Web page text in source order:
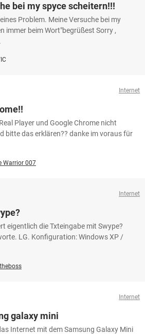
bei my spyce scheitern!!!
Problem. Meine Versuche bei my
immer beim Wort"begrüßest Sorry ,
Internet
Player und Google Chrome nicht
bitte das erklären?? danke im voraus für
Warrior 007
Internet
eigentlich die Txteingabe mit Swype?
LG. Konfiguration: Windows XP /
Internet
galaxy mini
Internet mit dem Samsung Galaxy Mini